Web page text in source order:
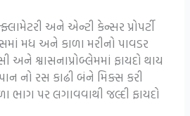
અને એન્ટી કેન્સર પ્રોપર્ટી
મધ અને કાળા મરીનો પાવડર
અને શ્વાસનાપ્રોબ્લેમમાં ફાયદો થાય
નો રસ કાઢી બંને મિક્સ કરી
પર લગાવવાથી જલ્દી ફાયદો